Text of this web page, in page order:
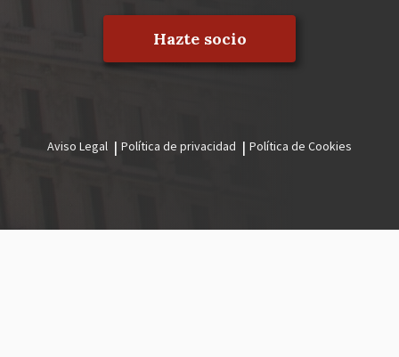
Hazte socio
legal
Aviso Legal Política de privacidad Política de Cookies